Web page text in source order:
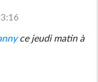
ce jeudi matin à